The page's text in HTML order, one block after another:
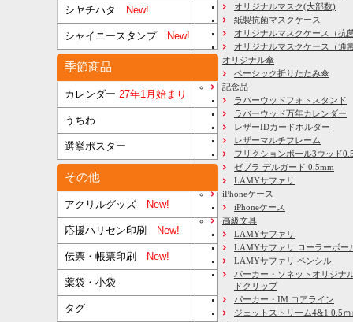
シヤチハタ New!
シャイニースタンプNew!
季節商品
カレンダー 27年1月始まり
うちわ
選挙ポスター
その他
アクリルグッズ New!
応援ハリセン印刷 New!
伝票・帳票印刷 New!
薬袋・小袋
タグ
オリジナルマスク(大部数)
紙製抗菌マスクケース
オリジナルマスクケース（抗
オリジナルマスクケース（通
オリジナル傘
ベーシック折りたたみ傘
記念品
ラバーウッドフォトスタンド
ラバーウッド万年カレンダー
レザーIDカードホルダー
レザーマルチフレーム
フリクションボール3ウッド
ゼブラ デルガード 0.5mm
LAMYサファリ
iPhoneケース
iPhoneケース
高級文具
LAMYサファリ
LAMYサファリ ローラーボー
LAMYサファリ ペンシル
パーカー・ソネットオリジナ
ドクリップ
パーカー・IM コアライン
ジェットストリーム4&1 0.5ｍ